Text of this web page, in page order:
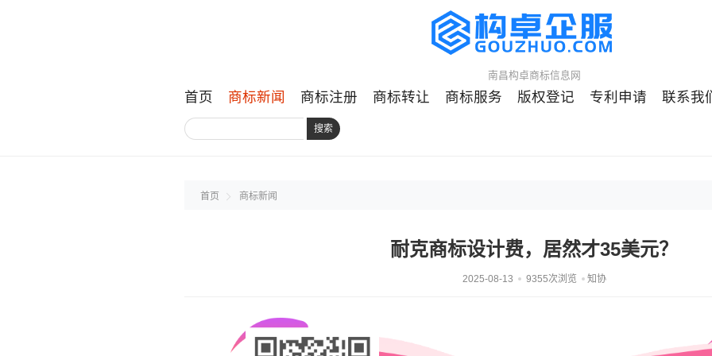
南昌构卓商标信息网
首页 商标新闻 商标注册 商标转让 商标服务 版权登记 专利申请 联系我
搜索
首页 商标新闻
耐克商标设计费，居然才35美元？
2025-08-13 9355次浏览 知协